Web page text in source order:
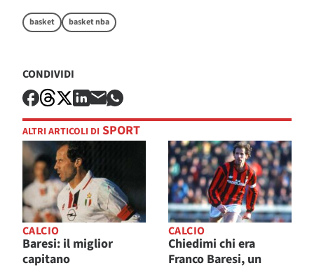
basket basket nba
CONDIVIDI
ALTRI ARTICOLI DI SPORT
CALCIO
Baresi: il miglior
capitano
CALCIO
Chiedimi chi era
Franco Baresi, un